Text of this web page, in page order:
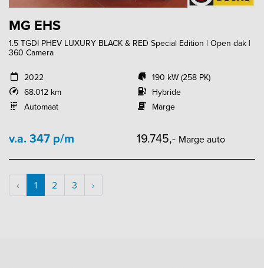
MG EHS
1.5 TGDI PHEV LUXURY BLACK & RED Special Edition | Open dak |
360 Camera
2022
68.012 km
Automaat
190 kW (258 PK)
Hybride
Marge
v.a. 347 p/m 19.745,- Marge auto
‹ 1 2 3 ›